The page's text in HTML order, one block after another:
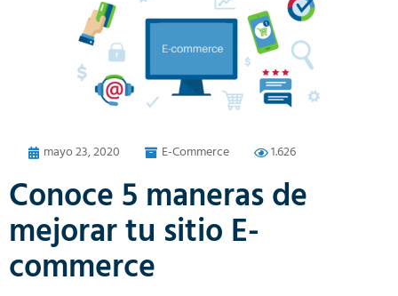
mayo 23, 2020 E-Commerce 1.626
Conoce 5 maneras de
mejorar tu sitio E-
commerce